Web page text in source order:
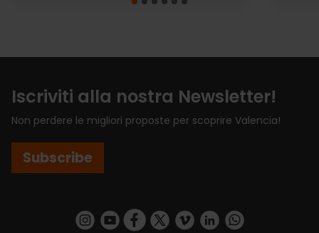
Iscriviti alla nostra Newsletter!
Non perdere le migliori proposte per scoprire Valencia!
Subscribe
https://www.instagram.com/visit_valencia/
https://www.youtube.com/user/
https://www.facebook.com/
https://twitter.com/VisitaValencia
https://vimeo.com/
https://www.linkedin.com/company/turismo-valencia/https://api.whatsapp.com/send/